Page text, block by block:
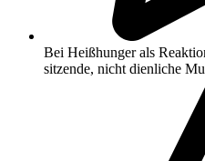
Bei Heißhunger als
sitzende, nicht dienliche